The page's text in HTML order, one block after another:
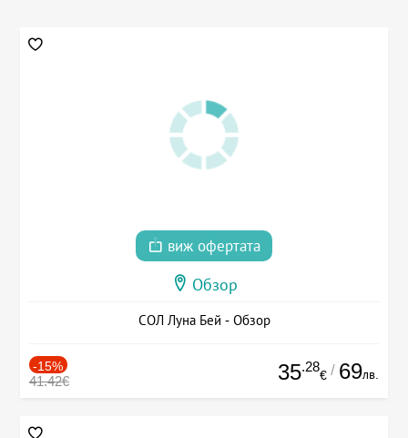
виж офертата
Обзор
СОЛ Луна Бей - Обзор
-15%
41.42€ 35.28
€ / 69лв.